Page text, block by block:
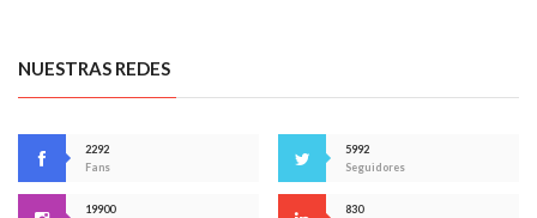
NUESTRAS REDES
2292
Fans
5992
Seguidores
19900
830